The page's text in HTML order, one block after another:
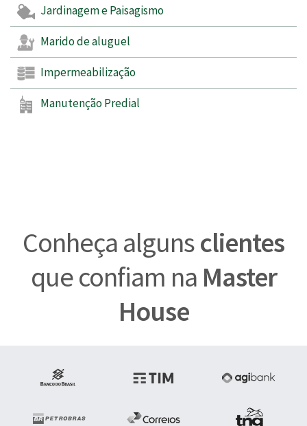
Jardinagem e Paisagismo
Marido de aluguel
Impermeabilização
Manutenção Predial
Conheça algunsclientes
que confiam na Master
House